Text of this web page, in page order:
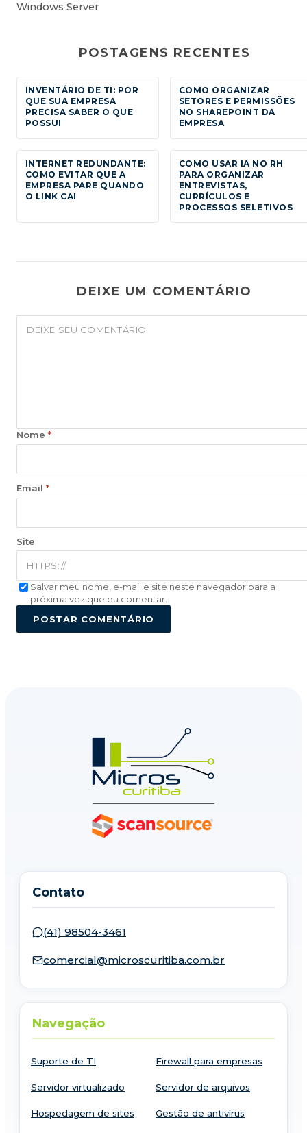
Windows Server
POSTAGENS RECENTES
INVENTÁRIO DE TI: POR
QUE SUA EMPRESA
PRECISA SABER O QUE
POSSUI
COMO ORGANIZAR
SETORES E PERMISSÕES
NO SHAREPOINT DA
EMPRESA
INTERNET REDUNDANTE:
COMO EVITAR QUE A
EMPRESA PARE QUANDO
O LINK CAI
COMO USAR IA NO RH
PARA ORGANIZAR
ENTREVISTAS,
CURRÍCULOS E
PROCESSOS SELETIVOS
DEIXE UM COMENTÁRIO
Nome *
Email *
Site
Salvar meu nome, e-mail e site neste navegador para a
próxima vez que eu comentar.
POSTAR COMENTÁRIO
Contato
(41) 98504-3461
comercial@microscuritiba.com.br
Navegação
Suporte de TI Firewall para empresas
Servidor virtualizado Servidor de arquivos
Hospedagem de sites Gestão de antivírus